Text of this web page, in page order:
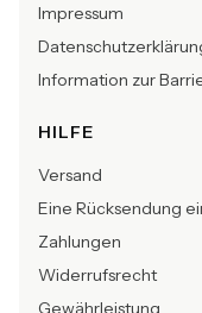
Impressum
Information zur
HILFE
Versand
Eine Rücksendung
Zahlungen
Widerrufsrecht
Gewährleistung